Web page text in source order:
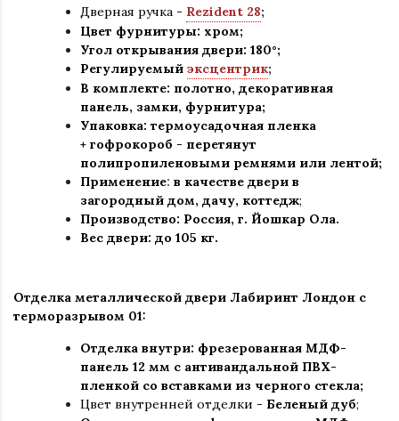
Дверная ручка - Rezident 28;
Цвет фурнитуры: хром;
Угол открывания двери: 180°;
Регулируемый эксцентрик;
В комплекте: полотно, декоративная
панель, замки, фурнитура;
Упаковка: термоусадочная пленка
+ гофрокороб - перетянут
полипропиленовыми ремнями или лентой;
Применение: в качестве двери в
загородный дом, дачу, коттедж;
Производство: Россия, г. Йошкар Ола.
Вес двери: до 105 кг.
Отделка металлической двери Лабиринт Лондон с
терморазрывом 01:
Отделка внутри: фрезерованная МДФ-
панель 12 мм с антивандальной ПВХ-
пленкой со вставками из черного стекла;
Цвет внутренней отделки - Беленый дуб;